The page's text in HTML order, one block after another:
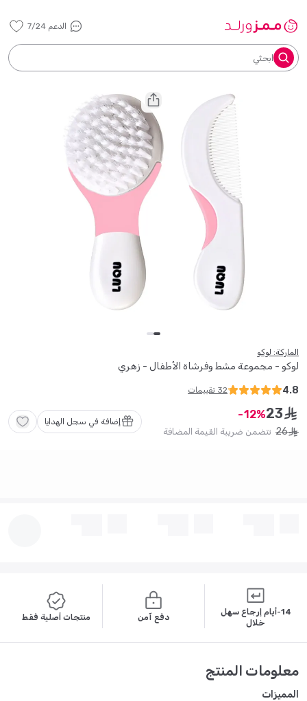
الدعم 7/24
ابحثي
الماركة: لوكو
لوكو - مجموعة مشط وفرشاة الأطفال - زهري
4.8
32 تقييمات
ê
23
12
ê
26 تتضمن ضريبة القيمة المضافة
إضافة في سجل الهدايا
14-أيام إرجاع سهل
خلال
دفع آمن منتجات أصلية فقط
معلومات المنتج
المميزات